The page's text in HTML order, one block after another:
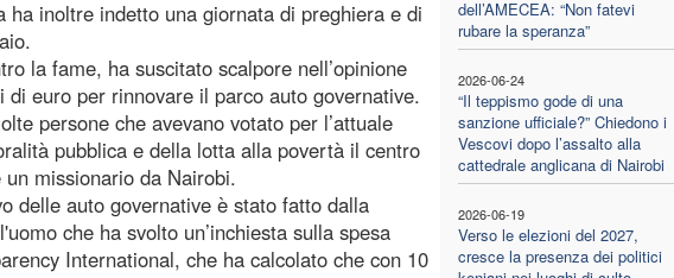
dell’AMECEA: “Non fatevi
rubare la speranza”
2026-06-24
“Il teppismo gode di una
sanzione ufficiale?” Chiedono i
Vescovi dopo l’assalto alla
cattedrale anglicana di Nairobi
2026-06-19
Verso le elezioni del 2027,
cresce la presenza dei politici
ha inoltre indetto una giornata di preghiera e di
la fame, ha suscitato scalpore nell’opinione
euro per rinnovare il parco auto governative.
persone che avevano votato per l’attuale
pubblica e della lotta alla povertà il centro
missionario da Nairobi.
delle auto governative è stato fatto dalla
che ha svolto un’inchiesta sulla spesa
International, che ha calcolato che con 10